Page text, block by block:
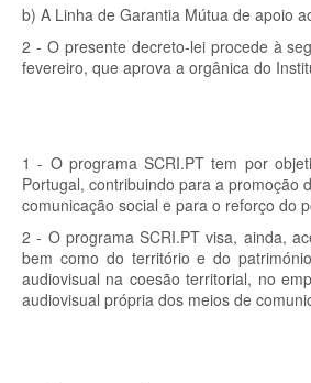
b) A Linha de Garantia Mútua de apoio
2 - O presente decreto-lei procede à
fevereiro, que aprova a orgânica do
1 - O programa SCRI.PT tem por
Portugal, contribuindo para a promoção
comunicação social e para o reforço do
2 - O programa SCRI.PT visa, ainda,
bem como do território e do
audiovisual na coesão territorial, no
audiovisual própria dos meios de